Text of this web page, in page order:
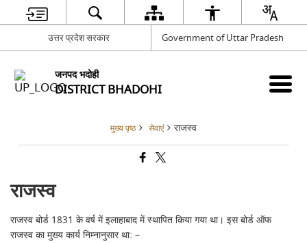
उत्तर प्रदेश सरकार Government of Uttar Pradesh
जनपद भदोही
DISTRICT BHADOHI
मुख्य पृष्ठ सेवाएं राजस्व
राजस्व
राजस्व बोर्ड 1831 के वर्ष में इलाहाबाद में स्थापित किया गया था। इस बोर्ड ऑफ
राजस्व का मुख्य कार्य निम्नानुसार था: –